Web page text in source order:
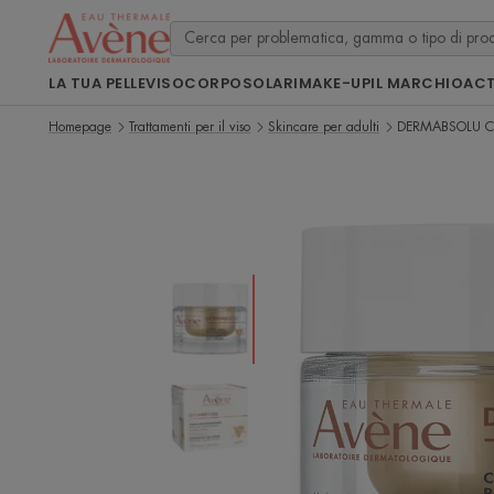
LA TUA PELLEVISOCORPOSOLARIMAKE-UPIL MARCHIO
Homepage Trattamenti per il viso Skincare per adulti DERMABSOLU